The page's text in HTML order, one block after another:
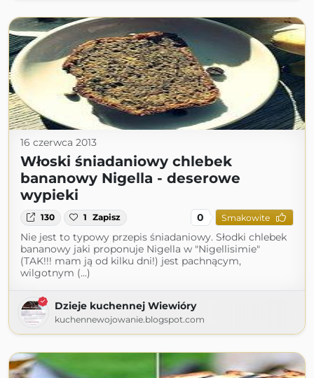
16 czerwca 2013
Włoski śniadaniowy chlebek
bananowy Nigella - deserowe
wypieki
130 1 Zapisz 0 Smakowite
Nie jest to typowy przepis śniadaniowy. Słodki chlebek
bananowy jaki proponuje Nigella w "Nigellisimie"
(TAK!!! mam ją od kilku dni!) jest pachnącym,
wilgotnym (...)
Dzieje kuchennej Wiewióry
kuchennewojowanie.blogspot.com